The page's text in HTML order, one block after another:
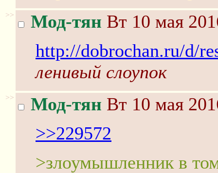
>> Мод-тян Вт 10 мая
http://dobrochan.ru/d/
ленивый слоупок
>> Мод-тян Вт 10 мая
>>229572
>злоумышленник в